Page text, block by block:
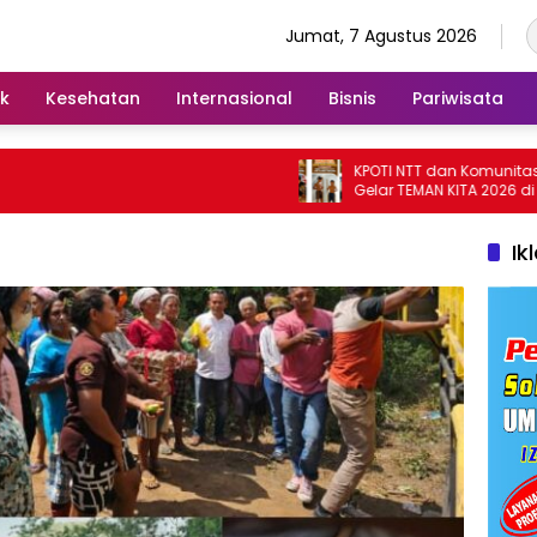
Jumat, 7 Agustus 2026
Kesehatan Internasional Bisnis Pariwisata
KPOTI NTT dan Komunitas
Gelar TEMAN KITA 2026 di
Hidupkan Kembali Permainan